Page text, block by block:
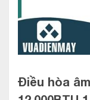
Điều hòa